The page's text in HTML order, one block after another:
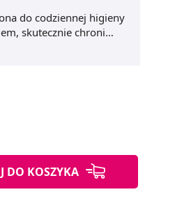
do codziennej higieny
skutecznie chroni
stosowanie
formułę, dzięki
dla wrażliwych
DO KOSZYKA